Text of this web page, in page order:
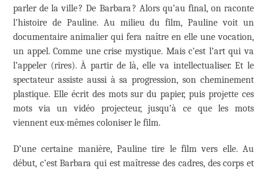
parler de la ville ? De Barbara ? Alors qu’au final, on raconte
l’histoire de Pauline. Au milieu du film, Pauline voit un
documentaire animalier qui fera naître en elle une vocation,
un appel. Comme une crise mystique. Mais c’est l’art qui va
l’appeler (rires). À partir de là, elle va intellectualiser. Et le
spectateur assiste aussi à sa progression, son cheminement
plastique. Elle écrit des mots sur du papier, puis projette ces
mots via un vidéo projecteur, jusqu’à ce que les mots
viennent eux-mêmes coloniser le film.
D’une certaine manière, Pauline tire le film vers elle. Au
début, c’est Barbara qui est maîtresse des cadres, des corps et